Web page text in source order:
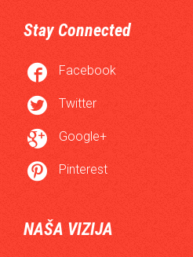
Stay Connected
 Facebook
 Twitter
 Google+
 Pinterest
NAŠA VIZIJA